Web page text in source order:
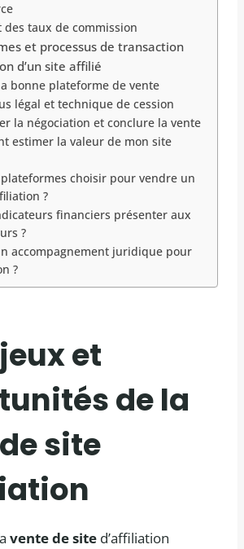
des taux de commission
et processus de transaction
d’un site affilié
bonne plateforme de vente
légal et technique de cession
la négociation et conclure la vente
estimer la valeur de mon site
choisir pour vendre un
?
financiers présenter aux
?
accompagnement juridique pour
?
et
de la
site
vente de site d’affiliation